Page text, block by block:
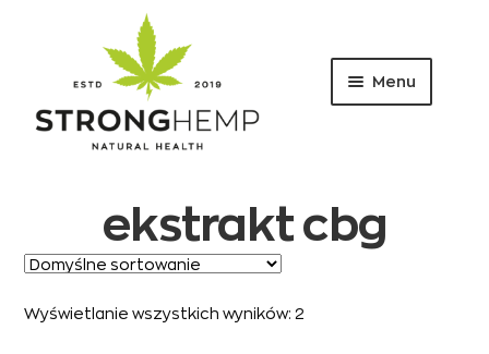
Przejdź
do
nawigacji
Przejdź
do
Menu
ekstrakt cbg
Wyświetlanie wszystkich wyników: 2